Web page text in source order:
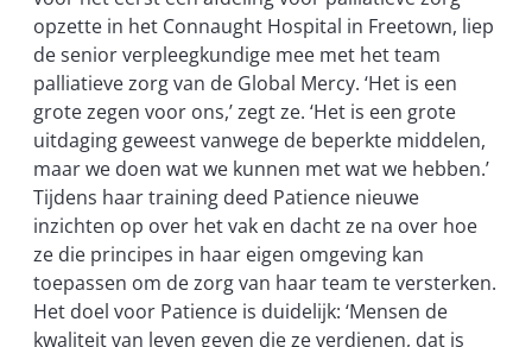
opzette in het Connaught Hospital in Freetown, liep
de senior verpleegkundige mee met het team
palliatieve zorg van de Global Mercy. ‘Het is een
grote zegen voor ons,’ zegt ze. ‘Het is een grote
uitdaging geweest vanwege de beperkte middelen,
maar we doen wat we kunnen met wat we hebben.’
Tijdens haar training deed Patience nieuwe
inzichten op over het vak en dacht ze na over hoe
ze die principes in haar eigen omgeving kan
toepassen om de zorg van haar team te versterken.
Het doel voor Patience is duidelijk: ‘Mensen de
kwaliteit van leven geven die ze verdienen, dat is